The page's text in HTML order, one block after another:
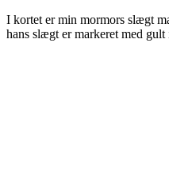
I kortet er min mormors slægt
hans slægt er markeret med gult